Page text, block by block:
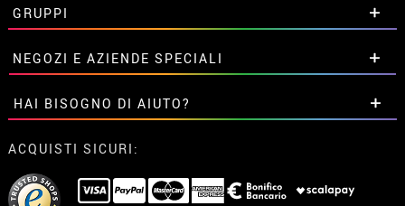
• Su di noi
• Condizioni di vendita
• Avviso legale privacy
• Attenzione al cliente
• Utilizzo dei cookies
•Impostazioni dei cookie
GRUPPI
Sconti speciali per gruppi.
Contattaci qui
NEGOZI E AZIENDE SPECIALI
Sconti speciali per gruppi.
Contattaci qui
HAI BISOGNO DI AIUTO?
Non ho ancora fatto l'ordine
Ho gia ricevuto l’ordine
ACQUISTI SICURI: